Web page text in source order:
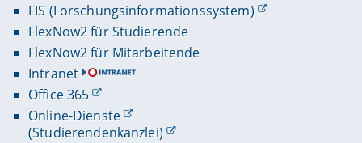
FIS (Forschungsinformationssystem)
FlexNow2 für Studierende
FlexNow2 für Mitarbeitende
Intranet
Office 365
Online-Dienste
(Studierendenkanzlei)